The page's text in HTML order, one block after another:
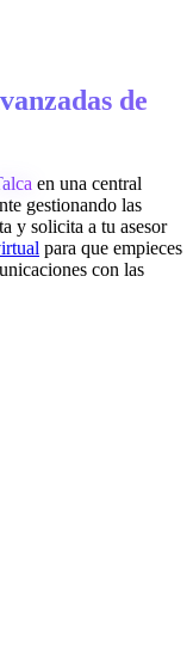
de
en una central
gestionando las
y solicita a tu asesor
para que empieces
con las